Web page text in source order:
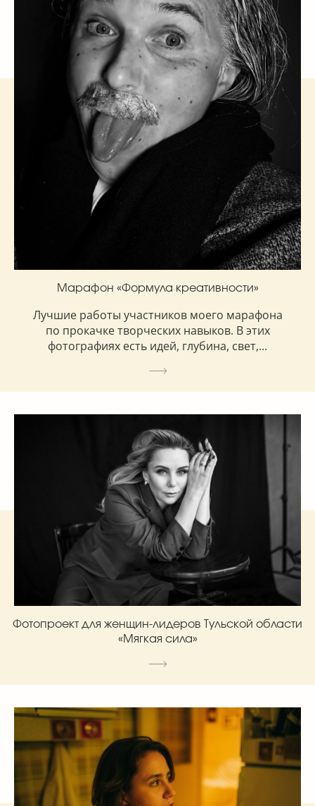
Марафон «Формула креативности»
Лучшие работы участников моего марафона
по прокачке творческих навыков. В этих
фотографиях есть идей, глубина, свет,...
Фотопроект для женщин-лидеров Тульской области
«Мягкая сила»